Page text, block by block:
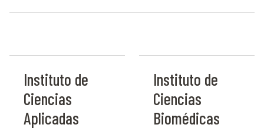
Instituto de
Ciencias
Aplicadas
Instituto de
Ciencias
Biomédicas